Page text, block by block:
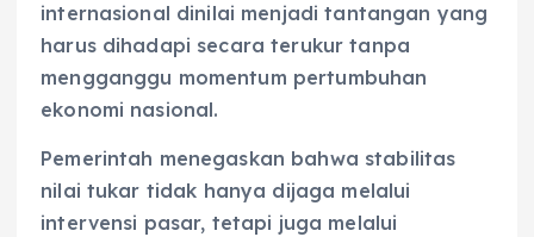
internasional dinilai menjadi tantangan yang
harus dihadapi secara terukur tanpa
mengganggu momentum pertumbuhan
ekonomi nasional.
Pemerintah menegaskan bahwa stabilitas
nilai tukar tidak hanya dijaga melalui
intervensi pasar, tetapi juga melalui